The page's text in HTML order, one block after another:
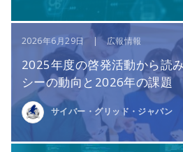
2026年6月29日 | 広報情報
2025年度の啓発活動から読
シーの動向と2026年の課題
サイバー・グリッド・ジャパン